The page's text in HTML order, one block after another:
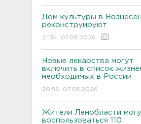
Дом культуры в
реконструируют
21:34, 07.08.2026
Новые лекарства могут
включить в список
необходимых в России
20:56, 07.08.2026
Жители Ленобласти
воспользоваться 110